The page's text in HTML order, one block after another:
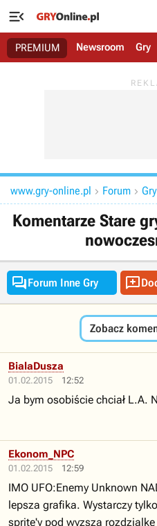

PREMIUM Newsroom Gry
www.gry-online.pl  Forum  Gry
Komentarze Stare
Forum Inne Gry 
Zobacz
01.02.2015 12:52
BialaDusza
Ja bym osobiście chciał L.A.
01.02.2015 12:59
Ekonom_NPC
IMO UFO:Enemy Unknown
lepsza grafika. Wystarczy
sprite'y pod wyzsza